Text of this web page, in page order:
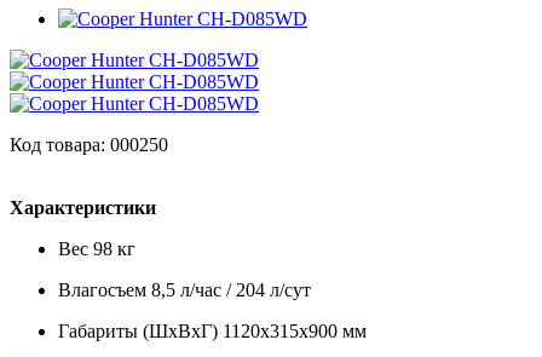
Код товара: 000250
Характеристики
Вес 98 кг
Влагосъем 8,5 л/час / 204 л/сут
Габариты (ШхВхГ) 1120х315х900 мм